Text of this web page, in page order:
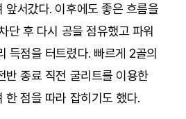
앞서갔다. 이후에도 좋은 흐름을
단 후 다시 공을 점유했고 파워
득점을 터트렸다. 빠르게 2골의
반 종료 직전 굴리트를 이용한
한 점을 따라 잡히기도 했다.